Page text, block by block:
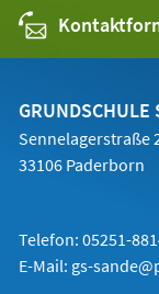
GRUNDSCHULE
Sennelagerstraße
33106 Paderborn
Telefon: 05251-
E-Mail: gs-